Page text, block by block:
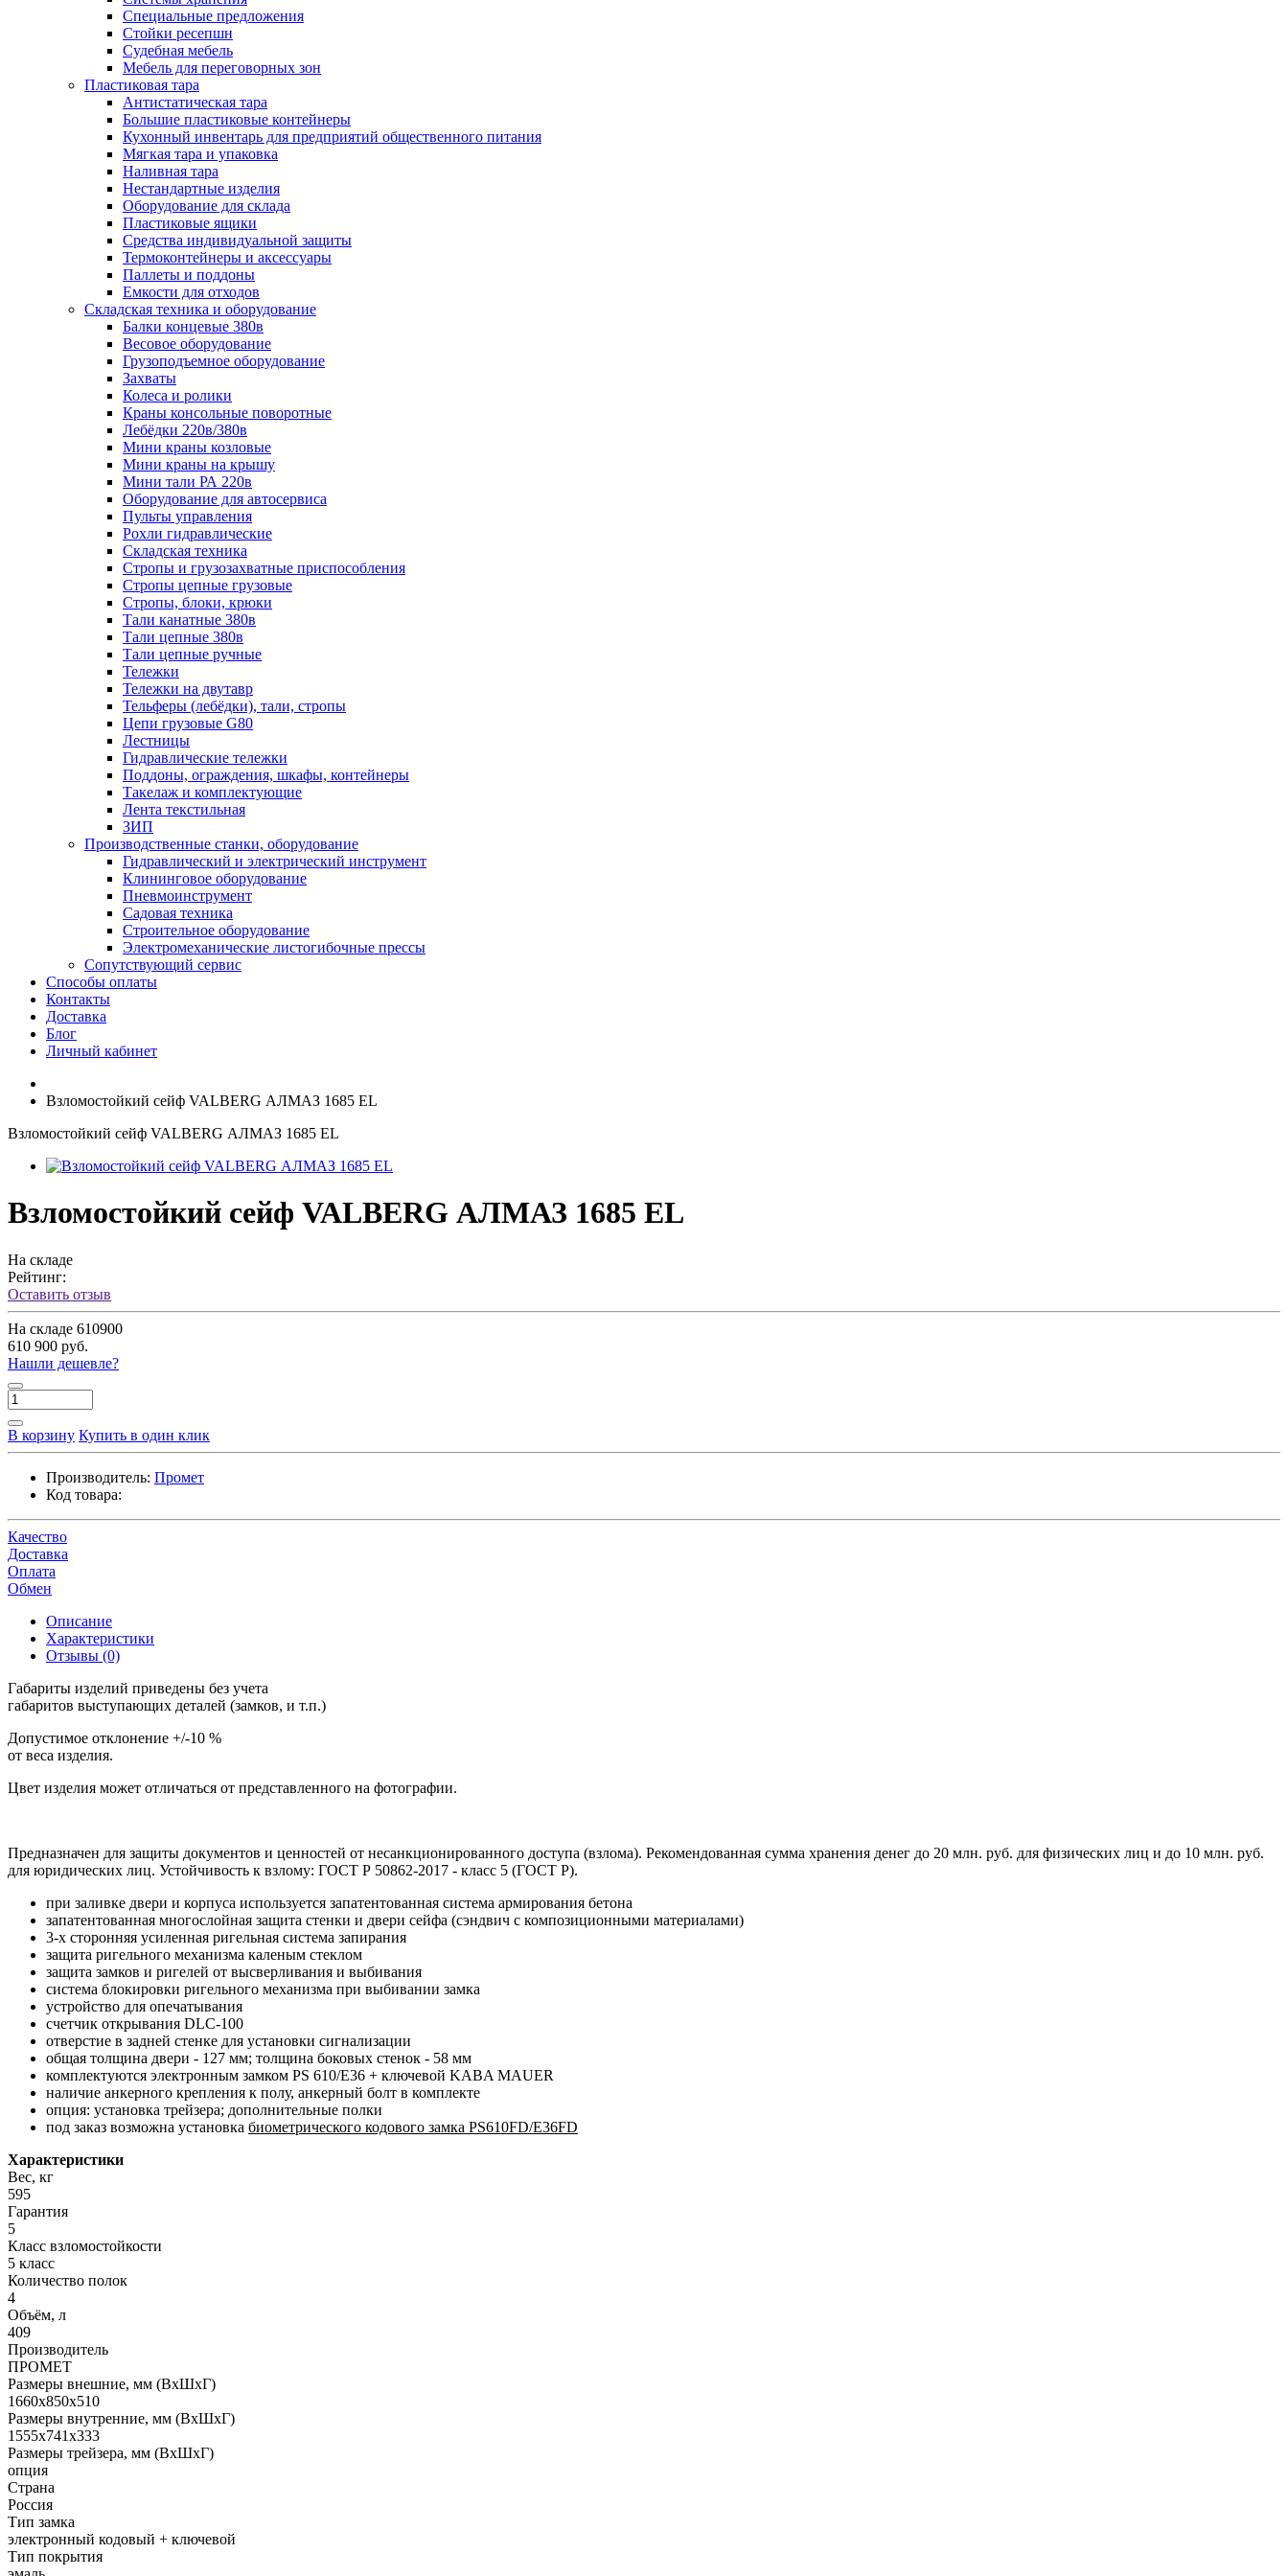
Специальные предложения
Стойки ресепшн
Судебная мебель
Мебель для переговорных зон
Пластиковая тара
Антистатическая тара
Большие пластиковые контейнеры
Кухонный инвентарь для предприятий общественного питания
Мягкая тара и упаковка
Наливная тара
Нестандартные изделия
Оборудование для склада
Пластиковые ящики
Средства индивидуальной защиты
Термоконтейнеры и аксессуары
Паллеты и поддоны
Емкости для отходов
Складская техника и оборудование
Балки концевые 380в
Весовое оборудование
Грузоподъемное оборудование
Захваты
Колеса и ролики
Краны консольные поворотные
Лебёдки 220в/380в
Мини краны козловые
Мини краны на крышу
Мини тали РА 220в
Оборудование для автосервиса
Пульты управления
Рохли гидравлические
Складская техника
Стропы и грузозахватные приспособления
Стропы цепные грузовые
Стропы, блоки, крюки
Тали канатные 380в
Тали цепные 380в
Тали цепные ручные
Тележки
Тележки на двутавр
Тельферы (лебёдки), тали, стропы
Цепи грузовые G80
Лестницы
Гидравлические тележки
Поддоны, ограждения, шкафы, контейнеры
Такелаж и комплектующие
Лента текстильная
ЗИП
Производственные станки, оборудование
Гидравлический и электрический инструмент
Клининговое оборудование
Пневмоинструмент
Садовая техника
Строительное оборудование
Электромеханические листогибочные прессы
Сопутствующий сервис
Способы оплаты
Контакты
Доставка
Блог
Личный кабинет
Взломостойкий сейф VALBERG АЛМАЗ 1685 EL
Взломостойкий сейф VALBERG АЛМАЗ 1685 EL
Взломостойкий сейф VALBERG АЛМАЗ 1685 EL
На складе
Рейтинг:
Оставить отзыв
На складе 610900
610 900 руб.
Нашли дешевле?
В корзину Купить в один клик
Производитель: Промет
Код товара:
Качество
Доставка
Оплата
Обмен
Описание
Характеристики
Отзывы (0)
Габариты изделий приведены без учета
габаритов выступающих деталей (замков, и т.п.)
Допустимое отклонение +/-10 %
от веса изделия.
Цвет изделия может отличаться от представленного на фотографии.
Предназначен для защиты документов и ценностей от несанкционированного доступа (взлома). Рекомендованная сумма хранения денег до 20 млн. руб. для физических лиц и до 10 млн. руб.
для юридических лиц. Устойчивость к взлому: ГОСТ Р 50862-2017 - класс 5 (ГОСТ Р).
при заливке двери и корпуса используется запатентованная система армирования бетона
запатентованная многослойная защита стенки и двери сейфа (сэндвич с композиционными материалами)
3-х сторонняя усиленная ригельная система запирания
защита ригельного механизма каленым стеклом
защита замков и ригелей от высверливания и выбивания
система блокировки ригельного механизма при выбивании замка
устройство для опечатывания
счетчик открывания DLC-100
отверстие в задней стенке для установки сигнализации
общая толщина двери - 127 мм; толщина боковых стенок - 58 мм
комплектуются электронным замком PS 610/E36 + ключевой KABA MAUER
наличие анкерного крепления к полу, анкерный болт в комплекте
опция: установка трейзера; дополнительные полки
под заказ возможна установка биометрического кодового замка PS610FD/E36FD
Характеристики
Вес, кг
595
Гарантия
5
Класс взломостойкости
5 класс
Количество полок
4
Объём, л
409
Производитель
ПРОМЕТ
Размеры внешние, мм (ВхШхГ)
1660x850x510
Размеры внутренние, мм (ВхШхГ)
1555x741x333
Размеры трейзера, мм (ВхШхГ)
опция
Страна
Россия
Тип замка
электронный кодовый + ключевой
Тип покрытия